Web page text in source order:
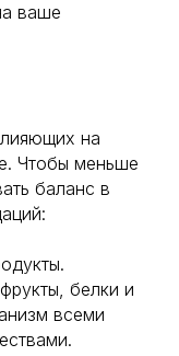
ваше
на
Чтобы меньше
баланс в
белки и
всеми